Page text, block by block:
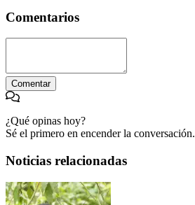
Comentarios
Comentar
¿Qué opinas hoy?
Sé el primero en encender la conversación.
Noticias relacionadas